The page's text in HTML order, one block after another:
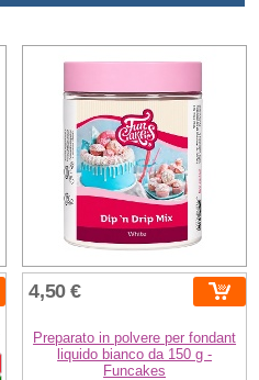
4,50 €
Preparato in polvere per fondant
liquido bianco da 150 g -
Funcakes